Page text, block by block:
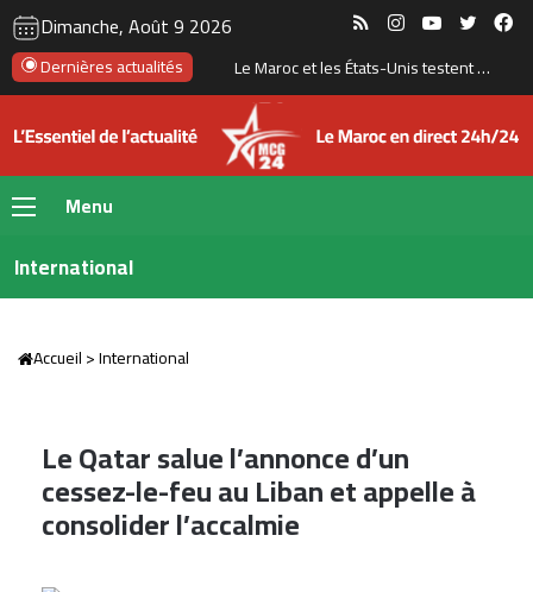
Dimanche, Août 9 2026 RSS InstagramYouTube
Dernières actualités Le Maroc et les États-Unis testent un missile à longue portée près de Tan-Tan
Menu
International
Accueil>International
Le Qatar salue l’annonce d’un
cessez-le-feu au Liban et appelle à
consolider l’accalmie